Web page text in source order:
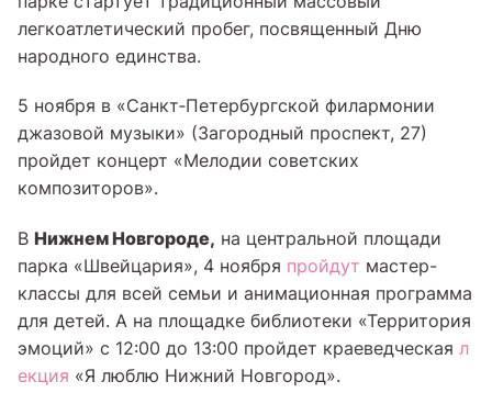
легкоатлетический пробег, посвященный Дню
народного единства.
5 ноября в «Санкт‑Петербургской филармонии
джазовой музыки» (Загородный проспект, 27)
пройдет концерт «Мелодии советских
композиторов».
В Нижнем Новгороде, на центральной площади
парка «Швейцария», 4 ноября пройдут мастер-
классы для всей семьи и анимационная программа
для детей. А на площадке библиотеки «Территория
эмоций» с 12:00 до 13:00 пройдет краеведческая л
екция «Я люблю Нижний Новгород».